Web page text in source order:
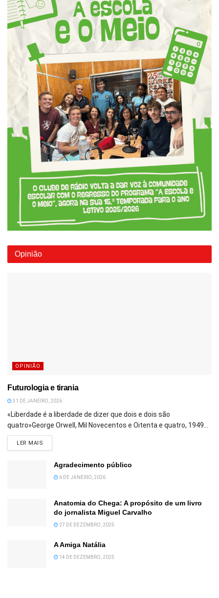
Opinião
OPINIÃO
Futurologia e tirania
31 DE JANEIRO, 2026
«Liberdade é a liberdade de dizer que dois e dois são
quatro»George Orwell, Mil Novecentos e Oitenta e quatro, 1949...
LER MAIS
Agradecimento público
6 DE JANEIRO, 2026
Anatomia do Chega: A propósito de um livro
do jornalista Miguel Carvalho
27 DE DEZEMBRO, 2025
A Amiga Natália
14 DE DEZEMBRO, 2025